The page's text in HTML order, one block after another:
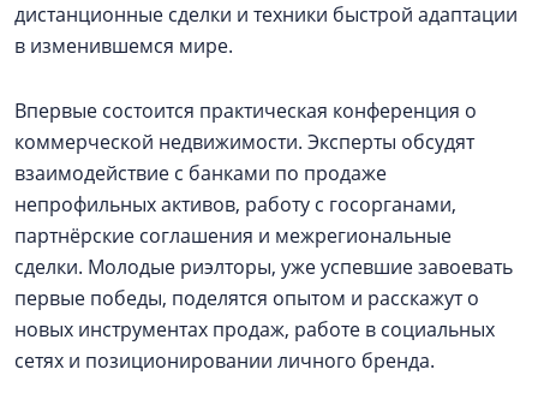
дистанционные сделки и техники быстрой адаптации
в изменившемся мире.
Впервые состоится практическая конференция о
коммерческой недвижимости. Эксперты обсудят
взаимодействие с банками по продаже
непрофильных активов, работу с госорганами,
партнёрские соглашения и межрегиональные
сделки. Молодые риэлторы, уже успевшие завоевать
первые победы, поделятся опытом и расскажут о
новых инструментах продаж, работе в социальных
сетях и позиционировании личного бренда.